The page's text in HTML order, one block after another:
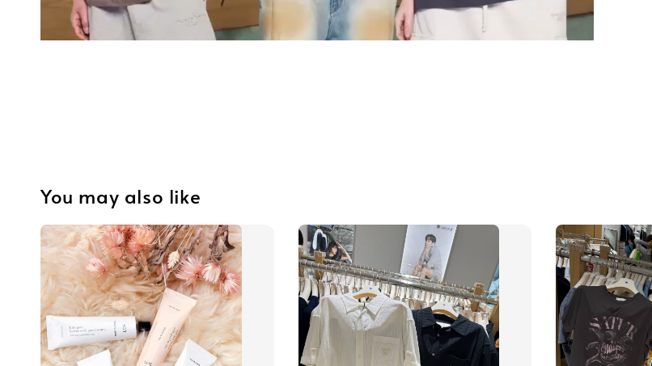
You may also like